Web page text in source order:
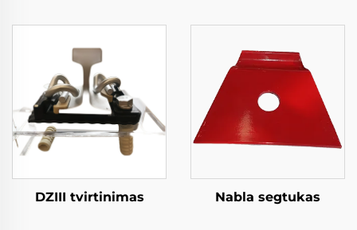
DZIII tvirtinimas Nabla segtukas